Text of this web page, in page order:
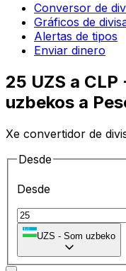
Conversor de
Gráficos de
Alertas de tipos
Enviar dinero
25 UZS a
uzbekos a
Xe convertidor de
Desde
Desde
UZS - Som uzbeko